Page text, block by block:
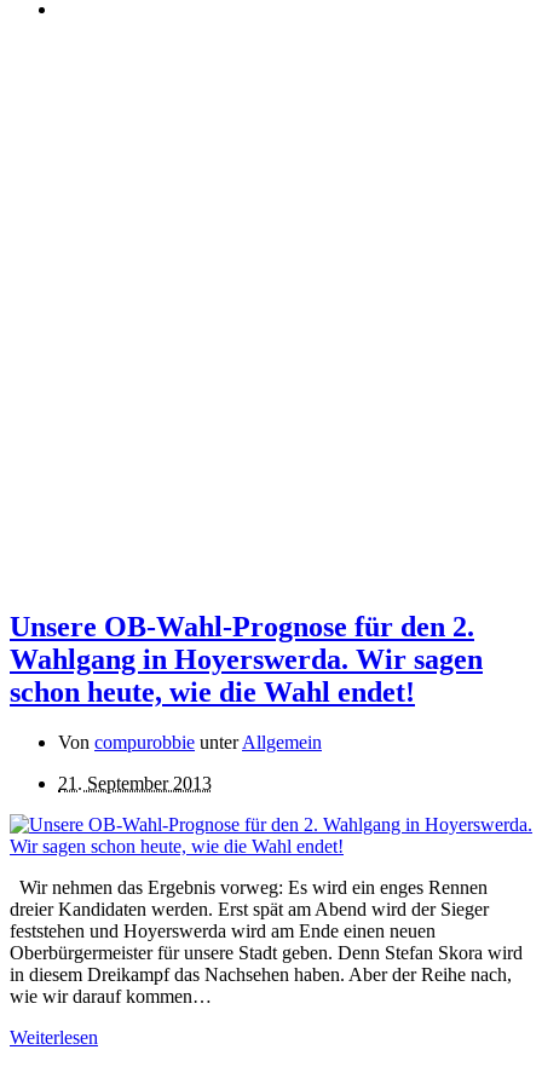
Unsere OB-Wahl-Prognose für den 2.
Wahlgang in Hoyerswerda. Wir sagen
schon heute, wie die Wahl endet!
Von compurobbie unterAllgemein
21. September 2013
Wir nehmen das Ergebnis vorweg: Es wird ein enges Rennen
dreier Kandidaten werden. Erst spät am Abend wird der Sieger
feststehen und Hoyerswerda wird am Ende einen neuen
Oberbürgermeister für unsere Stadt geben. Denn Stefan Skora wird
in diesem Dreikampf das Nachsehen haben. Aber der Reihe nach,
wie wir darauf kommen…
Weiterlesen